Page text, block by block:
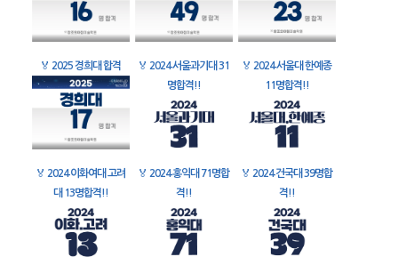
🏅 2025 경희대 합격 🏅 2024 서울과기대 31
명합격!!
🏅 2024 서울대 한예종
11명합격!!
🏅 2024 이화여대 고려
대 13명합격!!
🏅 2024 홍익대 71명합
격!!
🏅 2024 건국대 39명합
격!!